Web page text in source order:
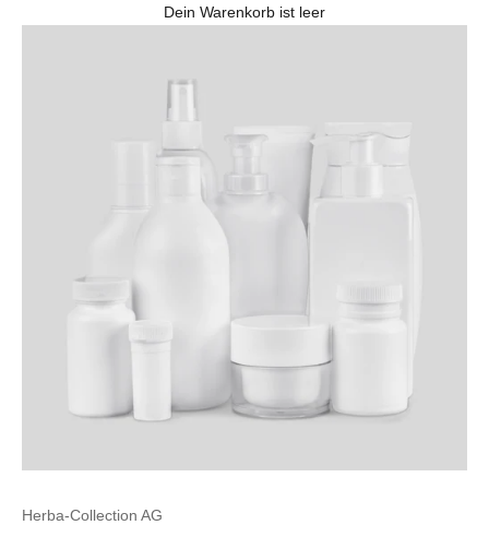
Dein Warenkorb ist leer
Herba-Collection AG